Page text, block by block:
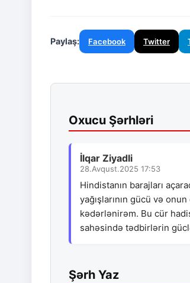
Paylaş: Facebook Twitter
Oxucu Şərhləri
İlqar Ziyadli
28.Avqust.2025 17:53
Hindistanın barajları
yağışlarının gücü və
kədərlənirəm. Bu cür
sahəsində tədbirlərin
Şərh Yaz